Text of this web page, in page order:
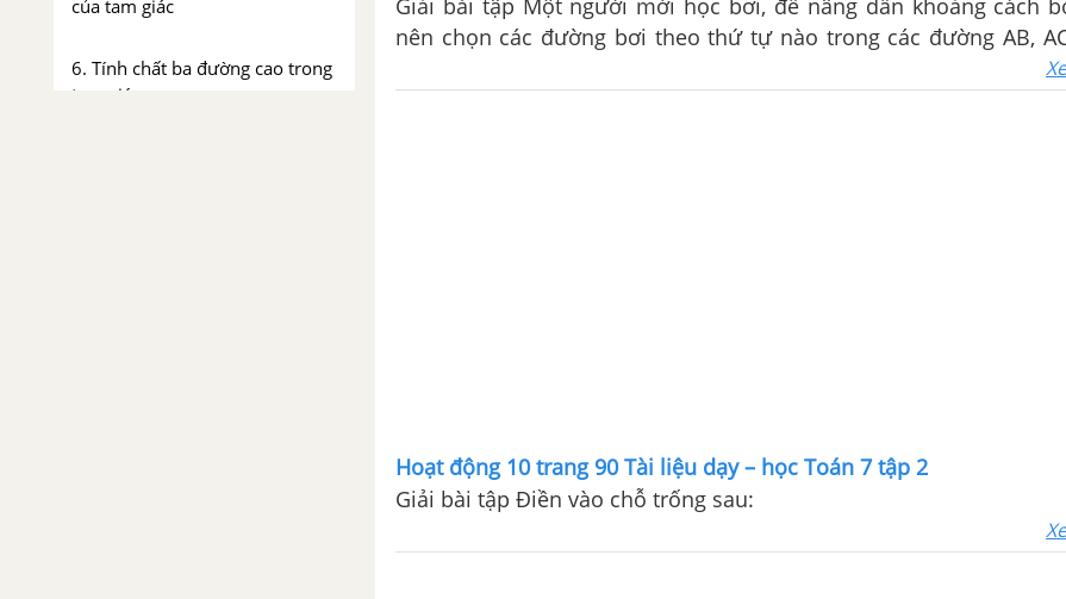
của tam giác
6. Tính chất ba đường cao trong
tam giác
Giải bài tập Một người mới học bơi, để nâng dần khoảng cách
nên chọn các đường bơi theo thứ tự nào trong các đường AB,
Hoạt động 10 trang 90 Tài liệu dạy – học Toán 7 tập 2
Giải bài tập Điền vào chỗ trống sau: